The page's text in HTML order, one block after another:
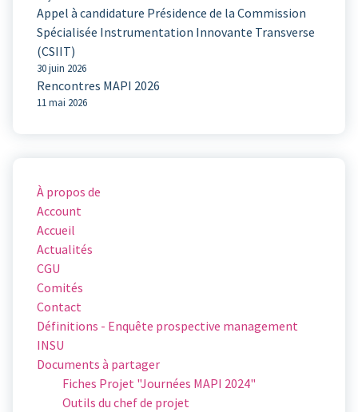
Appel à candidature Présidence de la Commission
Spécialisée Instrumentation Innovante Transverse
(CSIIT)
30 juin 2026
Rencontres MAPI 2026
11 mai 2026
À propos de
Account
Accueil
Actualités
CGU
Comités
Contact
Définitions - Enquête prospective management
INSU
Documents à partager
Fiches Projet "Journées MAPI 2024"
Outils du chef de projet